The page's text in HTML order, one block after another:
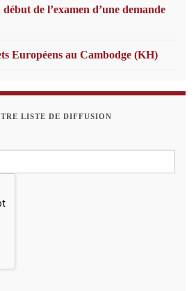
de l’examen d’une demande
Européens au Cambodge (KH)
LISTE DE DIFFUSION